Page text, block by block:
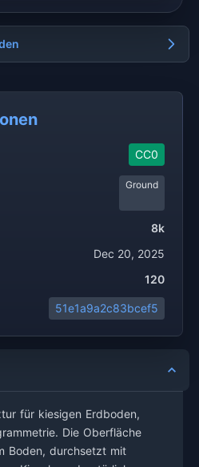
für kiesigen Erdboden,
Die Oberfläche
Boden, durchsetzt mit
CC0
Ground
8k
Dec 20, 2025
120
51e1a9a2c83bcef5